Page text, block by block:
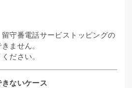
守番電話サービストッピングの
ません。
ださい。
ないケース